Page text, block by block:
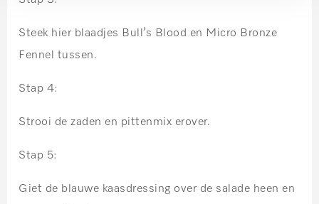
Steek hier blaadjes Bull’s Blood en Micro Bronze
Fennel tussen.
Stap 4:
Strooi de zaden en pittenmix erover.
Stap 5:
Giet de blauwe kaasdressing over de salade heen en